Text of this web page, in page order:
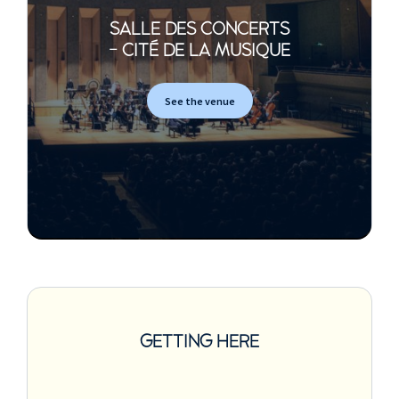
Valses n° 10, n° 12, n° 15
(extrait de Dernières Valses
D 146 op. 127)
Valse n° 28
(extrait de Valses
sentimentales D 779 op. 50)
Valses n° 11 et n° 10
(extrait de 38 Valses, Ländler
et Ecossaises D 145 op. 18)
György Kurtág
(extrait de Játékok)
Ländler n° 5-8
SALLE DES CONCERTS
- CITÉ DE LA MUSIQUE
See the venue
GETTING HERE